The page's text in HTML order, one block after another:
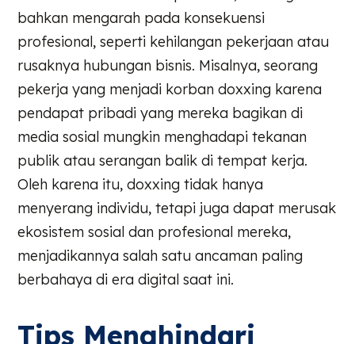
bahkan mengarah pada konsekuensi
profesional, seperti kehilangan pekerjaan atau
rusaknya hubungan bisnis. Misalnya, seorang
pekerja yang menjadi korban doxxing karena
pendapat pribadi yang mereka bagikan di
media sosial mungkin menghadapi tekanan
publik atau serangan balik di tempat kerja.
Oleh karena itu, doxxing tidak hanya
menyerang individu, tetapi juga dapat merusak
ekosistem sosial dan profesional mereka,
menjadikannya salah satu ancaman paling
berbahaya di era digital saat ini.
Tips Menghindari